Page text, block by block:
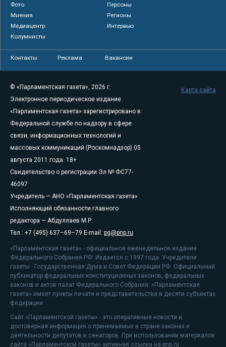
Фото
Персоны
Мнения
Регионы
Медиацентр
Интервью
Колумнисты
Контакты Реклама Вакансии
© «Парламентская газета», 2026 г.
Электронное периодическое издание
«Парламентская газета» зарегистрировано в
Федеральной службе по надзору в сфере
связи, информационных технологий и
массовых коммуникаций (Роскомнадзор) 05
августа 2011 года. 18+
Свидетельство о регистрации Эл № ФС77-
46097
Учредитель — АНО «Парламентская газета»
Исполняющий обязанности главного
редактора — Абдуллаев М.Р.
Тел.: +7 (495) 637–69–79 E-mail: pg@pnp.ru
«Парламентская газета» - официальное еженедельное издание
Федерального Собрания РФ. Издается с 1997 года. Учредители
газеты - Государственная Дума и Совет Федерации РФ. Официальный
публикатор федеральных конституционных законов, федеральных
законов и актов палат Федерального Собрания. «Парламентская
газета» имеет пункты печати и представительства в десяти субъектах
федерации.
Сайт «Парламентской газеты» - это оперативные новости и
достоверная информация о принимаемых в стране законах и
деятельности депутатов и сенаторов. При использовании материалов
сайта «Парламентской газеты» активная ссылка на pnp.ru
Карта сайта